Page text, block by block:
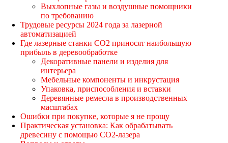
Выхлопные газы и воздушные помощники
по требованию
Трудовые ресурсы 2024 года за лазерной
автоматизацией
Где лазерные станки CO2 приносят наибольшую
прибыль в деревообработке
Декоративные панели и изделия для
интерьера
Мебельные компоненты и инкрустация
Упаковка, приспособления и вставки
Деревянные ремесла в производственных
масштабах
Ошибки при покупке, которые я не прощу
Практическая установка: Как обрабатывать
древесину с помощью CO2-лазера